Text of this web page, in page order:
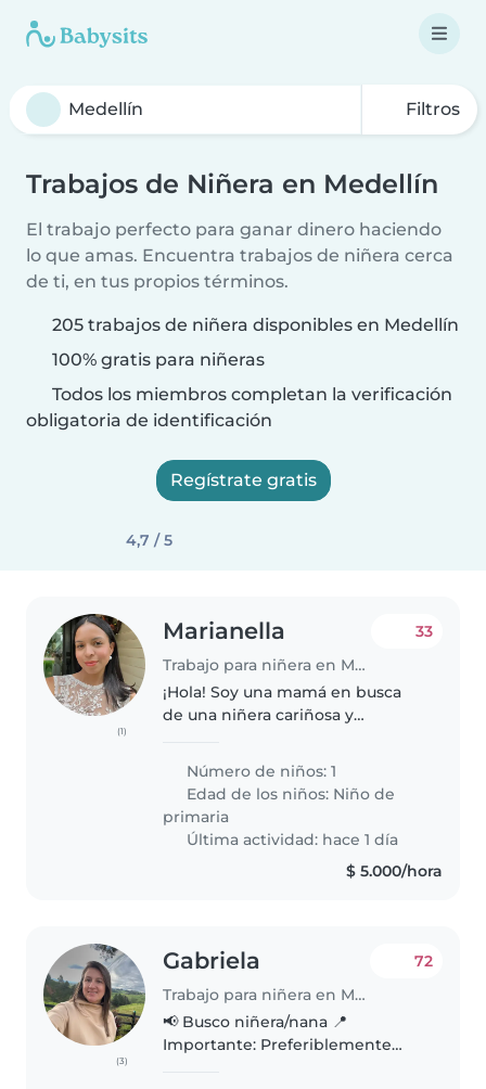
Filtros
Trabajos de Niñera en Medellín
El trabajo perfecto para ganar dinero haciendo
lo que amas. Encuentra trabajos de niñera cerca
de ti, en tus propios términos.
205 trabajos de niñera disponibles en Medellín
100% gratis para niñeras
Todos los miembros completan la verificación
obligatoria de identificación
Regístrate gratis
4,7 / 5
(1)
Marianella
Trabajo para niñera en Medellín
33
¡Hola! Soy una mamá en busca
de una niñera cariñosa y
primaria. Mi hija es muy
energética, y creativa, siempre
llena de energía y preguntas!
Necesito a..
Número de niños: 1
Edad de los niños: Niño de
primaria
Última actividad: hace 1 día
$ 5.000/hora
(3)
Gabriela
Trabajo para niñera en Medellín
72
📢 Busco niñera/nana 📍
Importante: Preferiblemente